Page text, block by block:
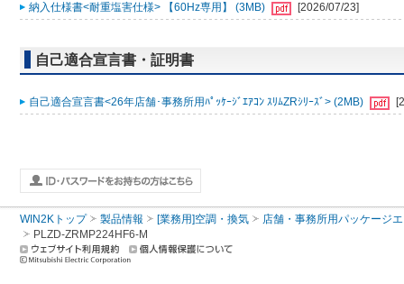
納入仕様書<耐重塩害仕様> 【60Hz専用】 (3MB)
[2026/07/23]
自己適合宣言書・証明書
自己適合宣言書<26年店舗･事務所用ﾊﾟｯｹｰｼﾞｴｱｺﾝ ｽﾘﾑZRｼﾘｰｽﾞ> (2MB)
WIN2Kトップ 製品情報 [業務用]空調・換気
店舗・事務所用パッケージ
PLZD-ZRMP224HF6-M